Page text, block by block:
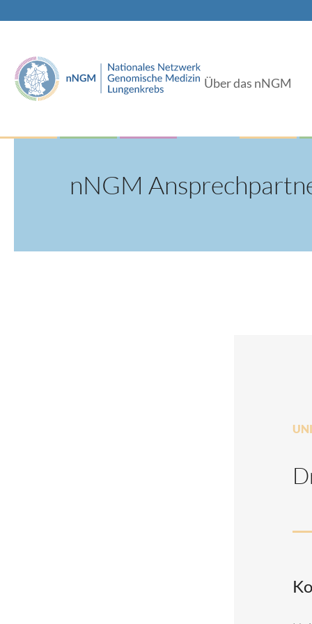
Über das nNGM
nNGM